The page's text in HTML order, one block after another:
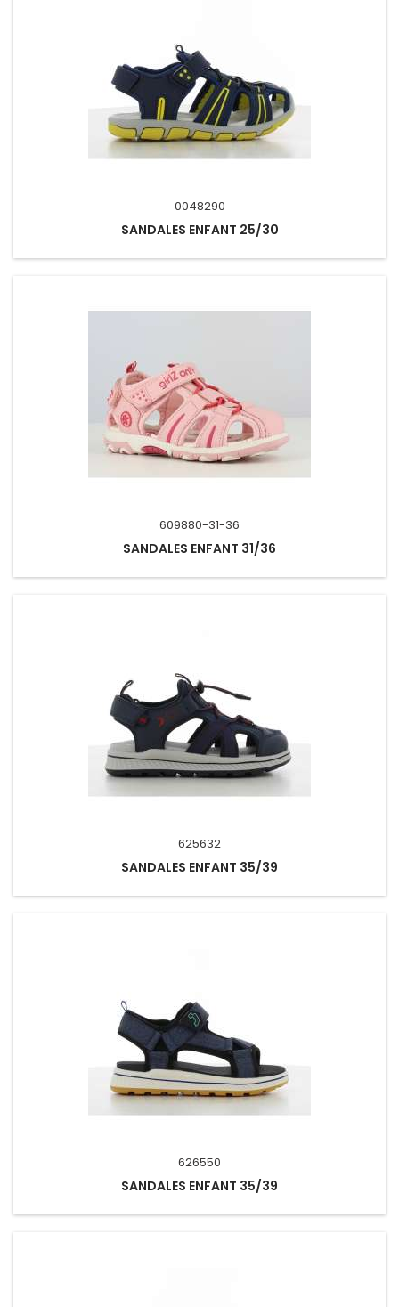
0048290
SANDALES ENFANT 25/30
609880-31-36
SANDALES ENFANT 31/36
625632
SANDALES ENFANT 35/39
626550
SANDALES ENFANT 35/39